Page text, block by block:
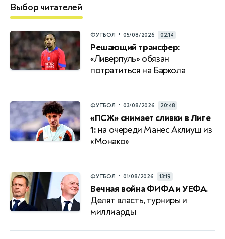
Выбор читателей
ФУТБОЛ • 05/08/2026 02:14
Решающий трансфер:
«Ливерпуль» обязан
потратиться на Баркола
ФУТБОЛ • 03/08/2026 20:48
«ПСЖ» снимает сливки в Лиге
1: на очереди Манес Аклиуш из
«Монако»
ФУТБОЛ • 01/08/2026 13:19
Вечная война ФИФА и УЕФА.
Делят власть, турниры и
миллиарды